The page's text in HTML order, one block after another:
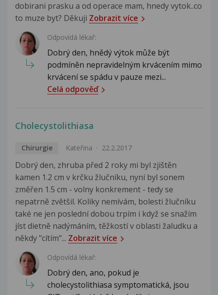
dobirani prasku a od operace mam, hnedy vytok..co
to muze byt? Děkuji Zobrazit více
Odpovídá lékař:
Dobrý den, hnědý výtok může být
podmíněn nepravidelným krvácením mimo
krvácení se spádu v pauze mezi...
Celá odpověď
Cholecystolithiasa
Chirurgie Kateřina 22.2.2017
Dobrý den, zhruba před 2 roky mi byl zjištěn
kamen 1.2 cm v krčku žlučníku, nyní byl sonem
změřen 1.5 cm - volny konkrement - tedy se
nepatrně zvětšil. Koliky nemívám, bolesti žlučníku
také ne jen poslední dobou trpím i když se snažím
jíst dietně nadýmáním, těžkostí v oblasti žaludku a
někdy "cítím"... Zobrazit více
Odpovídá lékař:
Dobrý den, ano, pokud je
cholecystolithiasa symptomatická, jsou